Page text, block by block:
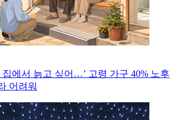
집에서 늙고 싶어…’ 고령 가구 40% 노후
어려워